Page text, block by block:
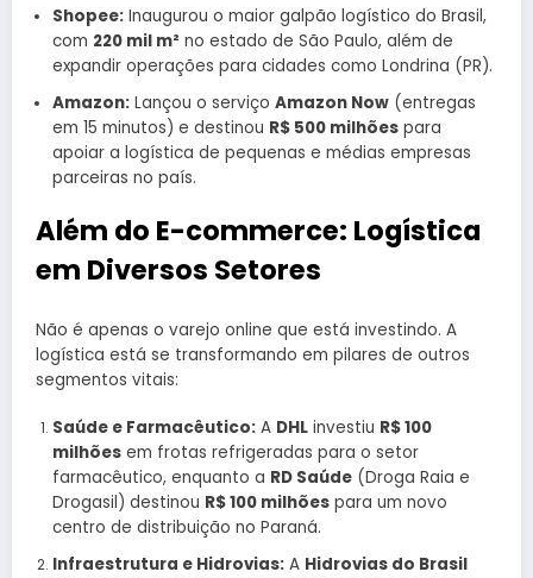
Shopee:Inaugurou o maior galpão logístico do Brasil,
com 220 mil m²no estado de São Paulo, além de
expandir operações para cidades como Londrina (PR).
Amazon:Lançou o serviço Amazon Now(entregas
em 15 minutos) e destinou R$ 500 milhõespara
apoiar a logística de pequenas e médias empresas
parceiras no país.
Além do E-commerce: Logística
em Diversos Setores
Não é apenas o varejo online que está investindo. A
logística está se transformando em pilares de outros
segmentos vitais:
Saúde e Farmacêutico:A DHLinvestiu R$ 100
milhõesem frotas refrigeradas para o setor
farmacêutico, enquanto a RD Saúde(Droga Raia e
Drogasil) destinou R$ 100 milhõespara um novo
centro de distribuição no Paraná.
Infraestrutura e Hidrovias:A Hidrovias do Brasil